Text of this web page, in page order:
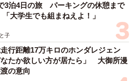
3泊4日の旅 パーキングの休憩まで
大学生でも組まねえよ！」
子
行距離17万キロのホンダレジェン
たか欲しい方が居たら」 大御所漫
の意向